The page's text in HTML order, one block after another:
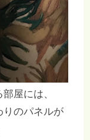
屋には、
りのパネルが